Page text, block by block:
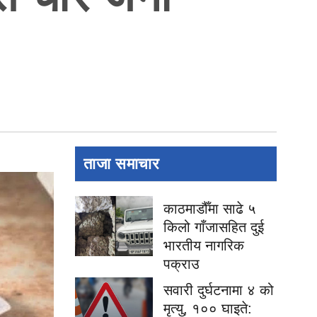
ताजा समाचार
काठमाडौँमा साढे ५
किलो गाँजासहित दुई
भारतीय नागरिक
पक्राउ
सवारी दुर्घटनामा ४ को
मृत्यु, १०० घाइते: